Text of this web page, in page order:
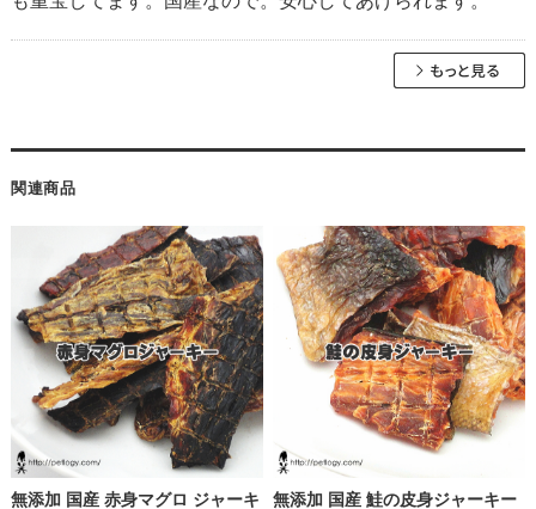
関連商品
無添加 国産 赤身マグロ ジャーキ 無添加 国産 鮭の皮身ジャーキー